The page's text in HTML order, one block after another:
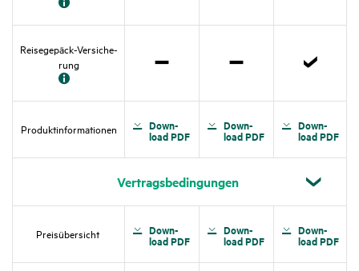
zutref­
zutref­
fend
Reise­ge­päck-Versi­che­
rung
zutref­
zutref­
fend
Produkt­in­for­ma­tionen
Down­
load PDF
Down­
load PDF
Down­
load PDF
Vertrags­be­din­gungen
Preis­über­sicht Down­
load PDF
Down­
load PDF
Down­
load PDF